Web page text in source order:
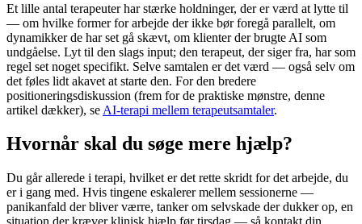
Et lille antal terapeuter har stærke holdninger, der er værd at lytte til
— om hvilke former for arbejde der ikke bør foregå parallelt, om
dynamikker de har set gå skævt, om klienter der brugte AI som
undgåelse. Lyt til den slags input; den terapeut, der siger fra, har som
regel set noget specifikt. Selve samtalen er det værd — også selv om
det føles lidt akavet at starte den. For den bredere
positioneringsdiskussion (frem for de praktiske mønstre, denne
artikel dækker), se AI-terapi mellem terapeutsamtaler.
Hvornår skal du søge mere hjælp?
Du går allerede i terapi, hvilket er det rette skridt for det arbejde, du
er i gang med. Hvis tingene eskalerer mellem sessionerne —
panikanfald der bliver værre, tanker om selvskade der dukker op, en